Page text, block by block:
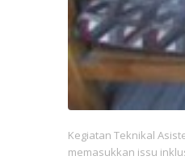
Kegiatan Teknikal
memasukkan issu